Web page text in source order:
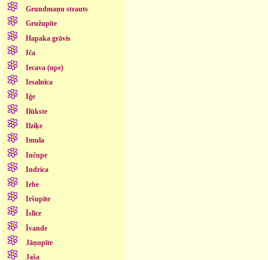
Grundmaņu strauts
Gružupīte
Hapaka grāvis
Iča
Iecava (upe)
Iesalnīca
Iģe
Ilūkste
Ilziķe
Imula
Inčupe
Indrica
Irbe
Iršupīte
Īslīce
Īvande
Jāņupīte
Jaša